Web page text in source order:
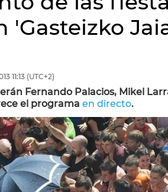
'Gasteizko
11:13 (UTC+2)
Fernando Palacios, Mikel
el programa en directo.